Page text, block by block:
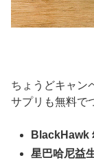
ちょうどキャン
サプリも無料で
BlackHawk
星巴哈尼益